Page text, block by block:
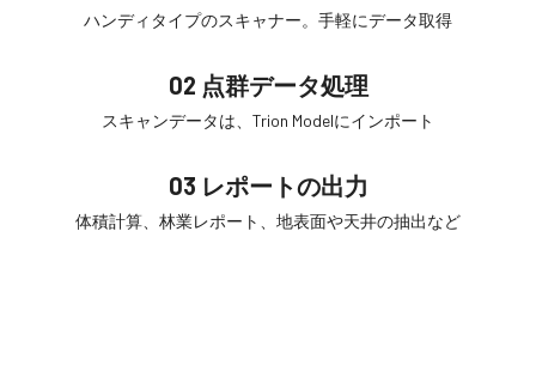
ハンディタイプのスキャナー。手軽にデータ取得
02 点群データ処理
スキャンデータは、Trion Modelにインポート
03 レポートの出力
体積計算、林業レポート、地表面や天井の抽出など